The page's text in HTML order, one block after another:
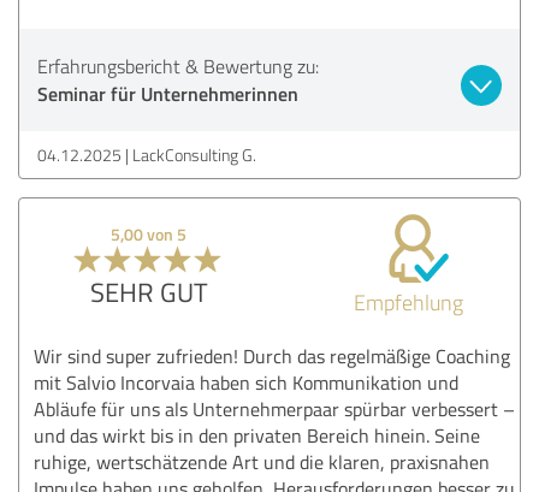
Erfahrungsbericht & Bewertung zu:
Seminar für Unternehmerinnen
04.12.2025 LackConsulting G.
5,00 von 5
SEHR GUT Empfehlung
Wir sind super zufrieden! Durch das regelmäßige Coaching
mit Salvio Incorvaia haben sich Kommunikation und
Abläufe für uns als Unternehmerpaar spürbar verbessert –
und das wirkt bis in den privaten Bereich hinein. Seine
ruhige, wertschätzende Art und die klaren, praxisnahen